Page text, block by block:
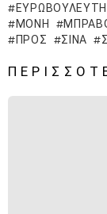
ΕΥΡΩΒΟΥΛΕΥΤΉ
ΜΟΝΉ
ΠΡΟΣ
ΣΙΝΆ